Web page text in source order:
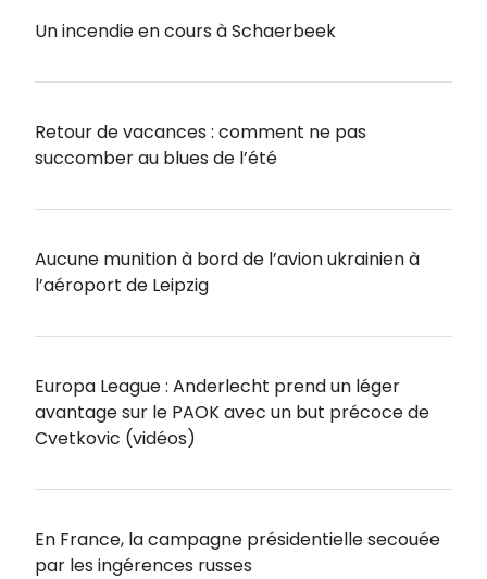
Un incendie en cours à Schaerbeek
Retour de vacances : comment ne pas
succomber au blues de l’été
Aucune munition à bord de l’avion ukrainien à
l’aéroport de Leipzig
Europa League : Anderlecht prend un léger
avantage sur le PAOK avec un but précoce de
Cvetkovic (vidéos)
En France, la campagne présidentielle secouée
par les ingérences russes